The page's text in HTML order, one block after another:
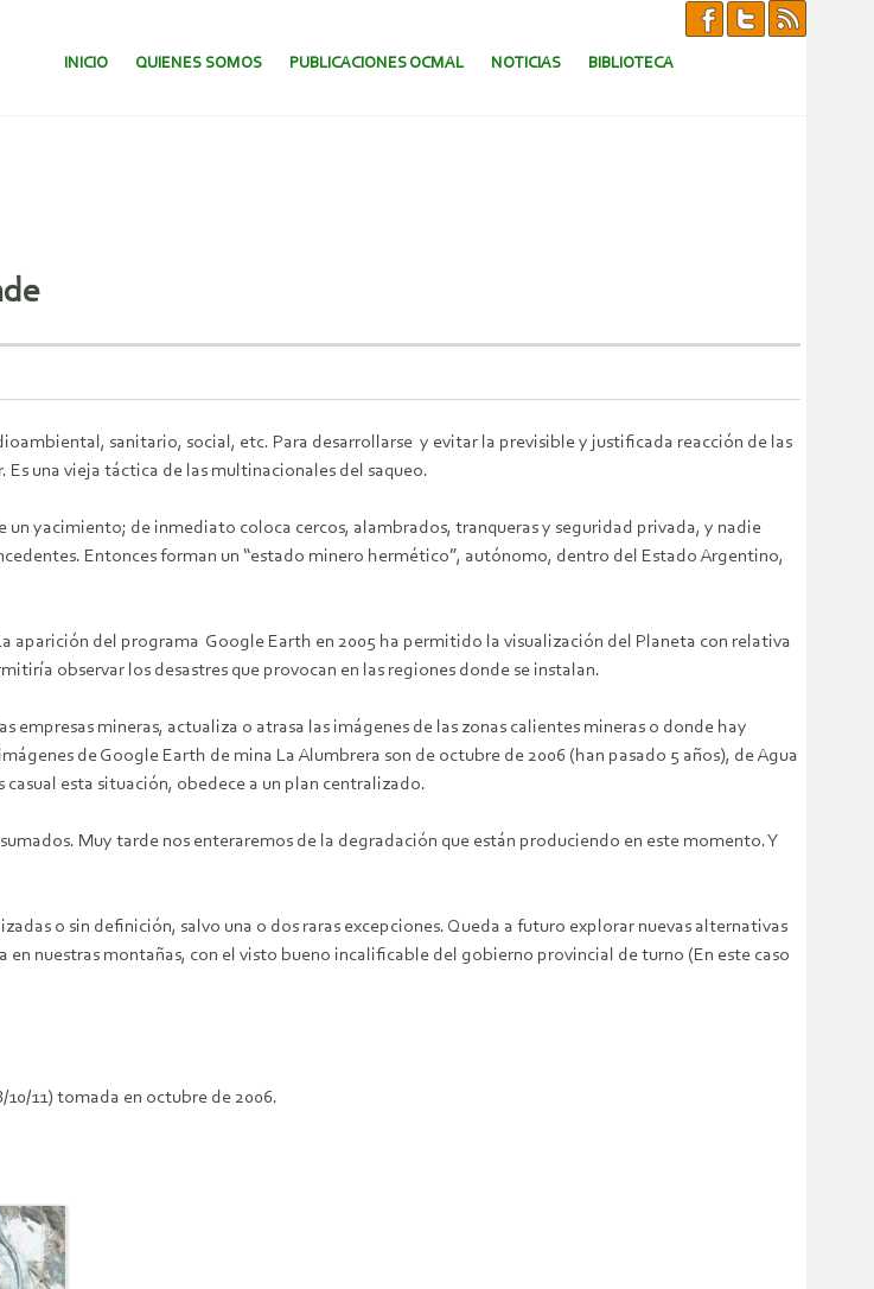
SALTAR AL CONTENIDO.
INICIO QUIENES SOMOS PUBLICACIONES OCMAL NOTICIAS BIBLIOTECA
sanitario, social, etc. Para desarrollarse y evitar la previsible y justificada reacción de las
una vieja táctica de las multinacionales del saqueo.
un yacimiento; de inmediato coloca cercos, alambrados, tranqueras y seguridad privada, y nadie
Entonces forman un “estado minero hermético”, autónomo, dentro del Estado Argentino,
aparición del programa Google Earth en 2005 ha permitido la visualización del Planeta con relativa
observar los desastres que provocan en las regiones donde se instalan.
mineras, actualiza o atrasa las imágenes de las zonas calientes mineras o donde hay
de Google Earth de mina La Alumbrera son de octubre de 2006 (han pasado 5 años), de Agua
esta situación, obedece a un plan centralizado.
Muy tarde nos enteraremos de la degradación que están produciendo en este momento. Y
o sin definición, salvo una o dos raras excepciones. Queda a futuro explorar nuevas alternativas
nuestras montañas, con el visto bueno incalificable del gobierno provincial de turno (En este caso
11) tomada en octubre de 2006.